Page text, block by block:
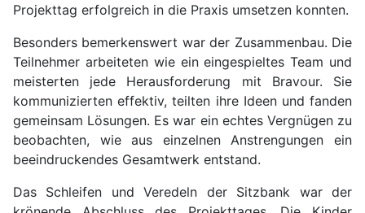
Projekttag erfolgreich in die Praxis umsetzen konnten.
Besonders bemerkenswert war der Zusammenbau. Die
Teilnehmer arbeiteten wie ein eingespieltes Team und
meisterten jede Herausforderung mit Bravour. Sie
kommunizierten effektiv, teilten ihre Ideen und fanden
gemeinsam Lösungen. Es war ein echtes Vergnügen zu
beobachten, wie aus einzelnen Anstrengungen ein
beeindruckendes Gesamtwerk entstand.
Das Schleifen und Veredeln der Sitzbank war der